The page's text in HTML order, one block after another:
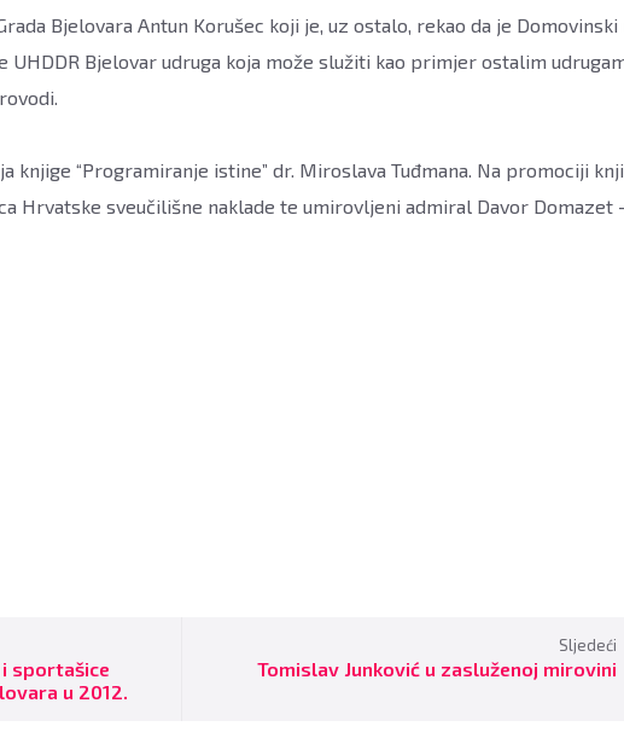
Bjelovara Antun Korušec koji je, uz ostalo, rekao da je
Bjelovar udruga koja može služiti kao primjer ostalim
knjige “Programiranje istine” dr. Miroslava Tuđmana. Na promociji
Hrvatske sveučilišne naklade te umirovljeni admiral Davor Domazet
sportašice
u 2012.
Sljedeći
Tomislav Junković u zasluženoj mirovini